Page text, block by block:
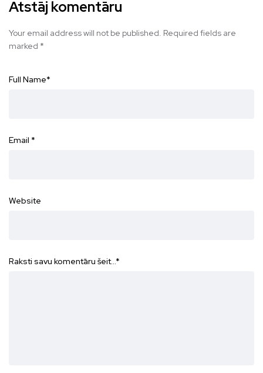
Atstāj komentāru
Your email address will not be published. Required fields are
marked *
Full Name*
Email *
Website
Raksti savu komentāru šeit...*